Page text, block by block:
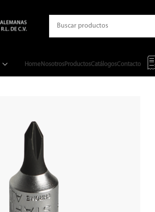
Home Nosotros ProductosCatálogosContacto